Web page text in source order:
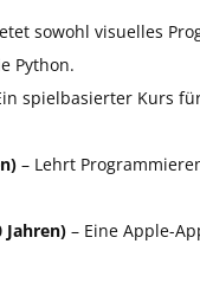
sowohl visuelles
Python.
spielbasierter Kurs
– Lehrt
Jahren) – Eine Apple-